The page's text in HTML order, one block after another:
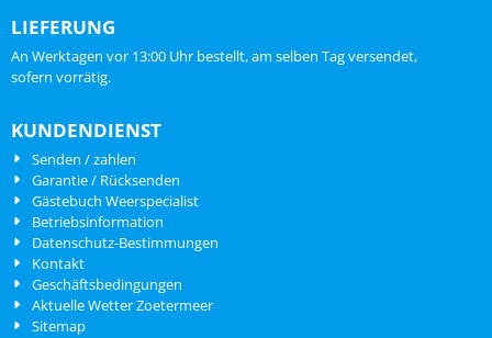
LIEFERUNG
An Werktagen vor 13:00 Uhr bestellt, am selben Tag versendet,
sofern vorrätig.
KUNDENDIENST
Senden / zahlen
Garantie / Rücksenden
Gästebuch Weerspecialist
Betriebsinformation
Datenschutz-Bestimmungen
Kontakt
Geschäftsbedingungen
Aktuelle Wetter Zoetermeer
Sitemap